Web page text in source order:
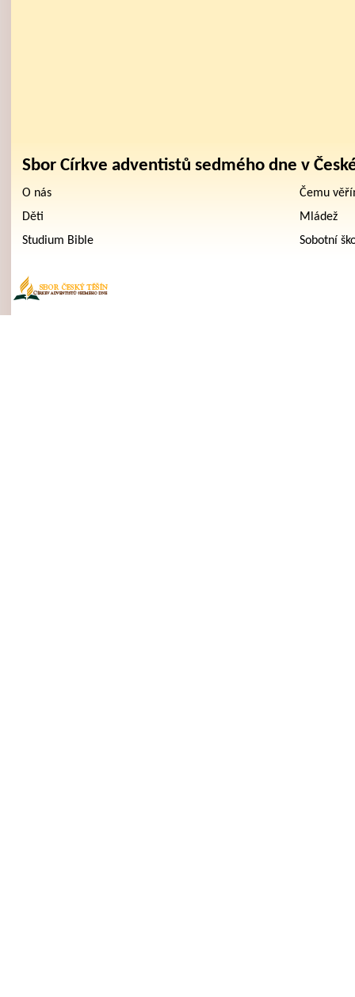
Sbor Církve adventistů sedmého dne v
O nás
Čemu
Děti
Mládež
Studium Bible
Sobotní